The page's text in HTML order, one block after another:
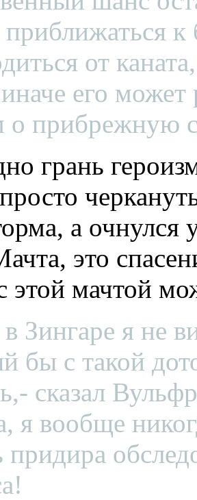
приближаться к
от
его
о прибрежную
грань
а очнулся
это
этой мачтой
Зингаре я не
бы с такой
сказал
я вообще
придира